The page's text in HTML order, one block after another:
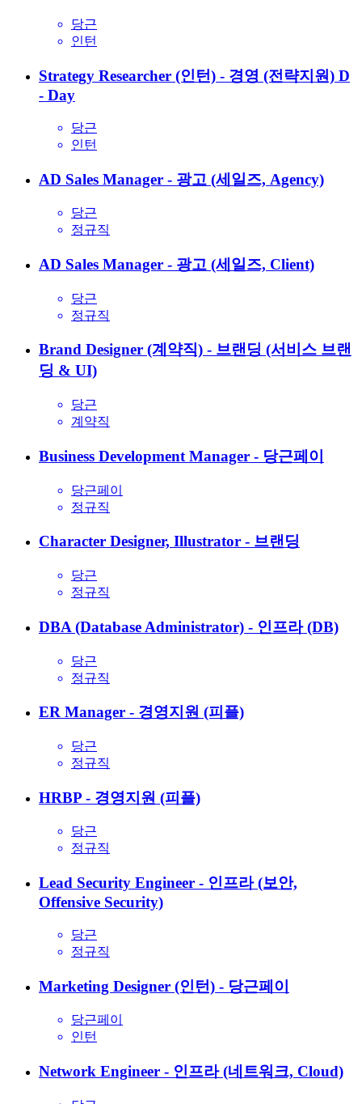
당근
인턴
Strategy Researcher (인턴) - 경영 (전략지원) D
- Day
당근
인턴
AD Sales Manager - 광고 (세일즈, Agency)
당근
정규직
AD Sales Manager - 광고 (세일즈, Client)
당근
정규직
Brand Designer (계약직) - 브랜딩 (서비스 브랜
딩 & UI)
당근
계약직
Business Development Manager - 당근페이
당근페이
정규직
Character Designer, Illustrator - 브랜딩
당근
정규직
DBA (Database Administrator) - 인프라 (DB)
당근
정규직
ER Manager - 경영지원 (피플)
당근
정규직
HRBP - 경영지원 (피플)
당근
정규직
Lead Security Engineer - 인프라 (보안,
Offensive Security)
당근
정규직
Marketing Designer (인턴) - 당근페이
당근페이
인턴
Network Engineer - 인프라 (네트워크, Cloud)